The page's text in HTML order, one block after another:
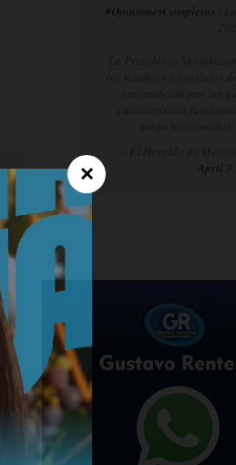
×
#OpinionesCompletas
April